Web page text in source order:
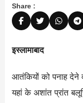
Share :
इस्लामाबाद
आतंकियों को पनाह देने
यहां के अशांत प्रांत